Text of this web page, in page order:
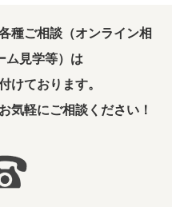
種ご相談（オンライン相
ム見学等）は
けております。
気軽にご相談ください！